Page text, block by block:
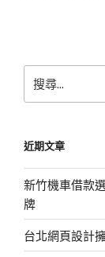
尋
字:
近期文章
新竹機車借款
牌
台北網頁設計